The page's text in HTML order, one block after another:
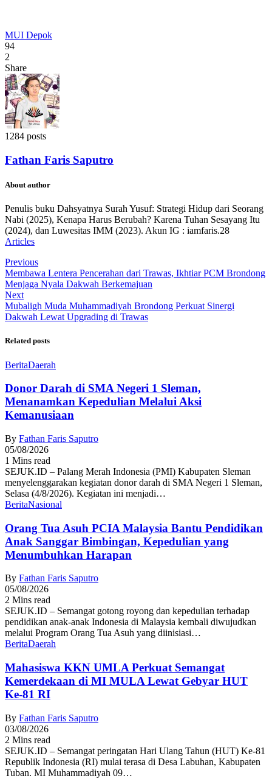
MUI Depok
94
2
Share
1284 posts
Fathan Faris Saputro
About author
Penulis buku Dahsyatnya Surah Yusuf: Strategi Hidup dari Seorang
Nabi (2025), Kenapa Harus Berubah? Karena Tuhan Sesayang Itu
(2024), dan Luwesitas IMM (2023). Akun IG : iamfaris.28
Articles
Previous
Membawa Lentera Pencerahan dari Trawas, Ikhtiar PCM Brondong
Menjaga Nyala Dakwah Berkemajuan
Next
Mubaligh Muda Muhammadiyah Brondong Perkuat Sinergi
Dakwah Lewat Upgrading di Trawas
Related posts
BeritaDaerah
Donor Darah di SMA Negeri 1 Sleman,
Menanamkan Kepedulian Melalui Aksi
Kemanusiaan
By Fathan Faris Saputro
05/08/2026
1 Mins read
SEJUK.ID – Palang Merah Indonesia (PMI) Kabupaten Sleman
menyelenggarakan kegiatan donor darah di SMA Negeri 1 Sleman,
Selasa (4/8/2026). Kegiatan ini menjadi…
BeritaNasional
Orang Tua Asuh PCIA Malaysia Bantu Pendidikan
Anak Sanggar Bimbingan, Kepedulian yang
Menumbuhkan Harapan
By Fathan Faris Saputro
05/08/2026
2 Mins read
SEJUK.ID – Semangat gotong royong dan kepedulian terhadap
pendidikan anak-anak Indonesia di Malaysia kembali diwujudkan
melalui Program Orang Tua Asuh yang diinisiasi…
BeritaDaerah
Mahasiswa KKN UMLA Perkuat Semangat
Kemerdekaan di MI MULA Lewat Gebyar HUT
Ke-81 RI
By Fathan Faris Saputro
03/08/2026
2 Mins read
SEJUK.ID – Semangat peringatan Hari Ulang Tahun (HUT) Ke-81
Republik Indonesia (RI) mulai terasa di Desa Labuhan, Kabupaten
Tuban. MI Muhammadiyah 09…